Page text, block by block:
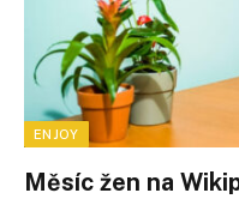
ENJOY
Měsíc žen na